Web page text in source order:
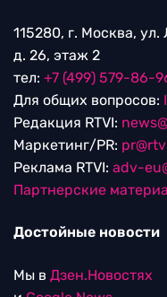
115280, г. Москва,
д. 26, этаж 2
тел: +7 (499) 579-86-
Для общих вопросов:
Редакция RTVI:
Маркетинг/PR:
Реклама RTVI: adv-
Партнерские
Достойные новости
Мы в Дзен.Новостях